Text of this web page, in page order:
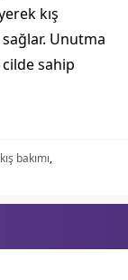
kış
sağlar. Unutma
cilde sahip
kış bakımı,